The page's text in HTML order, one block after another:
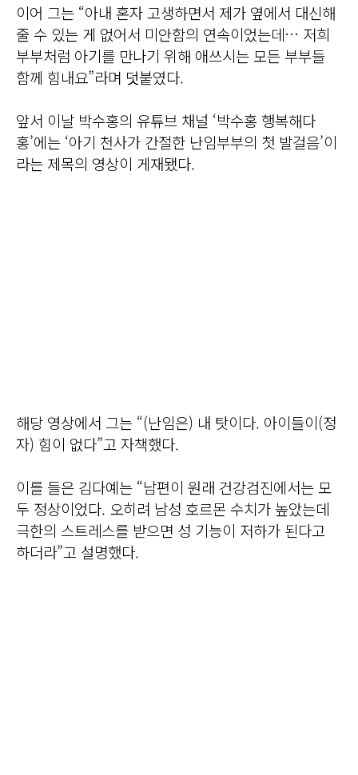
이어 그는 “아내 혼자 고생하면서 제가 옆에서 대신해
줄 수 있는 게 없어서 미안함의 연속이었는데… 저희
부부처럼 아기를 만나기 위해 애쓰시는 모든 부부들
함께 힘내요”라며 덧붙였다.
앞서 이날 박수홍의 유튜브 채널 ‘박수홍 행복해다
홍’에는 ‘아기 천사가 간절한 난임부부의 첫 발걸음’이
라는 제목의 영상이 게재됐다.
해당 영상에서 그는 “(난임은) 내 탓이다. 아이들이(정
자) 힘이 없다”고 자책했다.
이를 들은 김다예는 “남편이 원래 건강검진에서는 모
두 정상이었다. 오히려 남성 호르몬 수치가 높았는데
극한의 스트레스를 받으면 성 기능이 저하가 된다고
하더라”고 설명했다.